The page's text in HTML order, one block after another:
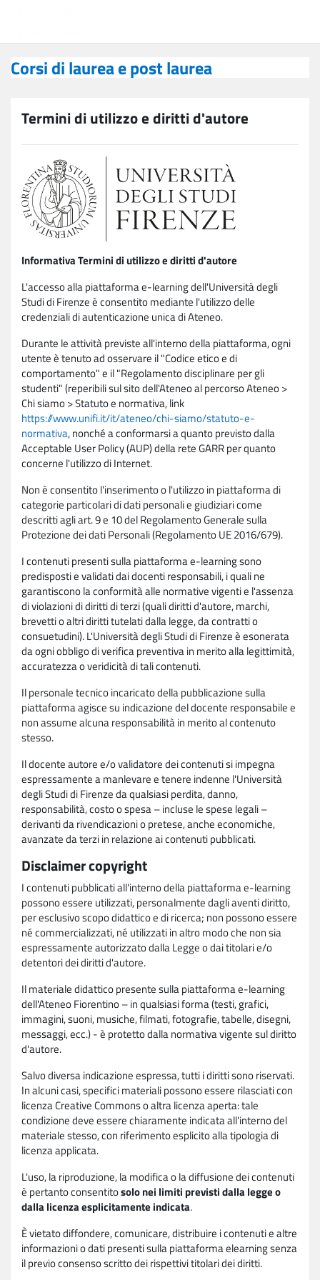
Corsi di laurea e post laurea
Termini di utilizzo e diritti d'autore
Informativa Termini di utilizzo e diritti d'autore
L'accesso alla piattaforma e-learning dell'Università degli
Studi di Firenze è consentito mediante l'utilizzo delle
credenziali di autenticazione unica di Ateneo.
Durante le attività previste all'interno della piattaforma, ogni
utente è tenuto ad osservare il "Codice etico e di
comportamento" e il "Regolamento disciplinare per gli
studenti" (reperibili sul sito dell'Ateneo al percorso Ateneo >
Chi siamo > Statuto e normativa, link
https://www.unifi.it/it/ateneo/chi-siamo/statuto-e-
normativa, nonché a conformarsi a quanto previsto dalla
Acceptable User Policy (AUP) della rete GARR per quanto
concerne l'utilizzo di Internet.
Non è consentito l'inserimento o l'utilizzo in piattaforma di
categorie particolari di dati personali e giudiziari come
descritti agli art. 9 e 10 del Regolamento Generale sulla
Protezione dei dati Personali (Regolamento UE 2016/679).
I contenuti presenti sulla piattaforma e-learning sono
predisposti e validati dai docenti responsabili, i quali ne
garantiscono la conformità alle normative vigenti e l'assenza
di violazioni di diritti di terzi (quali diritti d'autore, marchi,
brevetti o altri diritti tutelati dalla legge, da contratti o
consuetudini). L'Università degli Studi di Firenze è esonerata
da ogni obbligo di verifica preventiva in merito alla legittimità,
accuratezza o veridicità di tali contenuti.
Il personale tecnico incaricato della pubblicazione sulla
piattaforma agisce su indicazione del docente responsabile e
non assume alcuna responsabilità in merito al contenuto
stesso.
Il docente autore e/o validatore dei contenuti si impegna
espressamente a manlevare e tenere indenne l'Università
degli Studi di Firenze da qualsiasi perdita, danno,
responsabilità, costo o spesa – incluse le spese legali –
derivanti da rivendicazioni o pretese, anche economiche,
avanzate da terzi in relazione ai contenuti pubblicati.
Disclaimer copyright
I contenuti pubblicati all'interno della piattaforma e-learning
possono essere utilizzati, personalmente dagli aventi diritto,
per esclusivo scopo didattico e di ricerca; non possono essere
né commercializzati, né utilizzati in altro modo che non sia
espressamente autorizzato dalla Legge o dai titolari e/o
detentori dei diritti d'autore.
Il materiale didattico presente sulla piattaforma e-learning
dell'Ateneo Fiorentino – in qualsiasi forma (testi, grafici,
immagini, suoni, musiche, filmati, fotografie, tabelle, disegni,
messaggi, ecc.) - è protetto dalla normativa vigente sul diritto
d'autore.
Salvo diversa indicazione espressa, tutti i diritti sono riservati.
In alcuni casi, specifici materiali possono essere rilasciati con
licenza Creative Commons o altra licenza aperta: tale
condizione deve essere chiaramente indicata all'interno del
materiale stesso, con riferimento esplicito alla tipologia di
licenza applicata.
L'uso, la riproduzione, la modifica o la diffusione dei contenuti
è pertanto consentitosolo nei limiti previsti dalla legge o
dalla licenza esplicitamente indicata.
È vietato diffondere, comunicare, distribuire i contenuti e altre
informazioni o dati presenti sulla piattaforma elearning senza
il previo consenso scritto dei rispettivi titolari dei diritti.